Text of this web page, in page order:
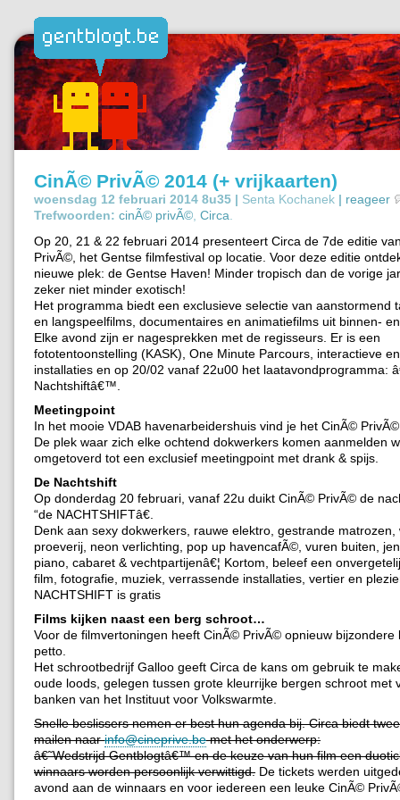
CinÃ© PrivÃ© 2014 (+ vrijkaarten)
woensdag 12 februari 2014 8u35 | Senta Kochanek | reageer
Trefwoorden: cinÃ© privÃ© Circa
Op 20, 21 & 22 februari 2014 presenteert Circa de 7de editie
PrivÃ©, het Gentse filmfestival op locatie. Voor deze editie
nieuwe plek: de Gentse Haven! Minder tropisch dan de vorige
zeker niet minder exotisch!
Het programma biedt een exclusieve selectie van aanstormend
en langspeelfilms, documentaires en animatiefilms uit binnen-
Elke avond zijn er nagesprekken met de regisseurs. Er is een
fototentoonstelling (KASK), One Minute Parcours, interactieve
installaties en op 20/02 vanaf 22u00 het laatavondprogramma:
Nachtshiftâ€™.
Meetingpoint
In het mooie VDAB havenarbeidershuis vind je het CinÃ©
De plek waar zich elke ochtend dokwerkers komen aanmelden
omgetoverd tot een exclusief meetingpoint met drank & spijs.
De Nachtshift
Op donderdag 20 februari, vanaf 22u duikt CinÃ© PrivÃ© de
“de NACHTSHIFTâ€.
Denk aan sexy dokwerkers, rauwe elektro, gestrande matrozen,
proeverij, neon verlichting, pop up havencafÃ©, vuren buiten,
piano, cabaret & vechtpartijenâ€¦ Kortom, beleef een
film, fotografie, muziek, verrassende installaties, vertier en
NACHTSHIFT is gratis
Films kijken naast een berg schroot…
Voor de filmvertoningen heeft CinÃ© PrivÃ© opnieuw bijzondere
petto.
Het schrootbedrijf Galloo geeft Circa de kans om gebruik te
oude loods, gelegen tussen grote kleurrijke bergen schroot met
banken van het Instituut voor Volkswarmte.
Snelle beslissers nemen er best hun agenda bij. Circa biedt
mailen naarinfo@cineprive.bemet het onderwerp:
â€˜Wedstrijd Gentblogtâ€™ en de keuze van hun film een
winnaars worden persoonlijk verwittigd. De tickets werden
avond aan de winnaars en voor iedereen een leuke CinÃ©